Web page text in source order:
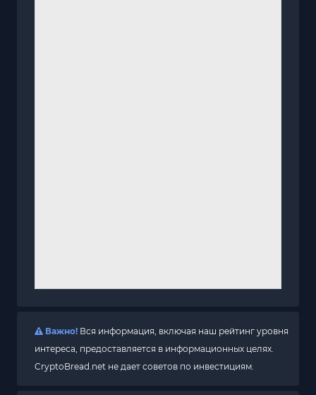
Важно! Вся информация, включая наш рейтинг уровня
интереса, предоставляется в информационных целях.
CryptoBread.net не дает советов по инвестициям.